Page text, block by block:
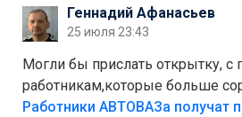
Штрафы мизерные.
Геннадий Афанасьев
25 июля 23:43
Могли бы прислать открытку, с
работникам,которые больше
на предприятии.
Работники АВТОВАЗа получат